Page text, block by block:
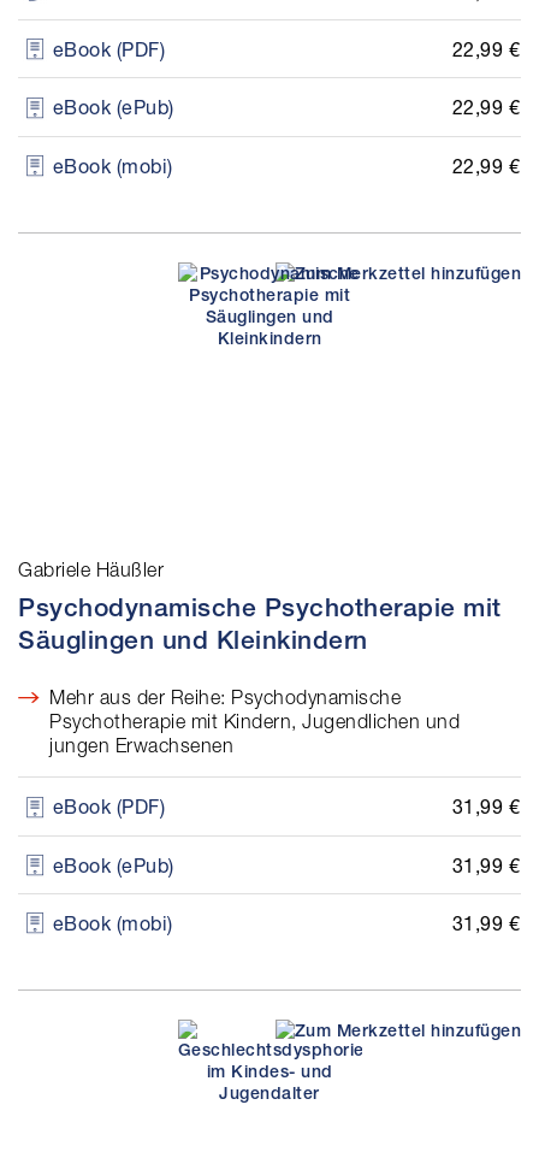
eBook (PDF) 22,99 €
eBook (ePub) 22,99 €
eBook (mobi) 22,99 €
Gabriele Häußler
Psychodynamische Psychotherapie mit
Säuglingen und Kleinkindern
Mehr aus der Reihe: Psychodynamische
Psychotherapie mit Kindern, Jugendlichen und
jungen Erwachsenen
eBook (PDF) 31,99 €
eBook (ePub) 31,99 €
eBook (mobi) 31,99 €